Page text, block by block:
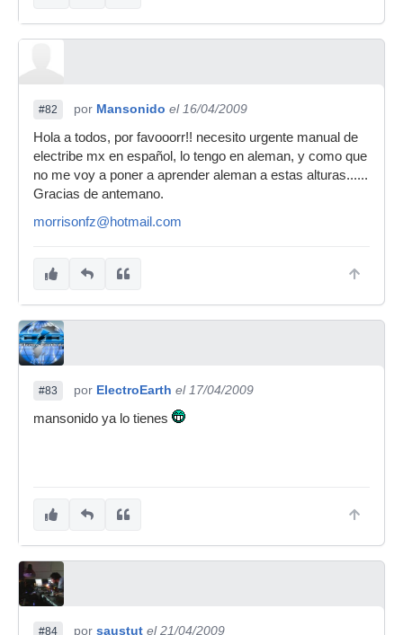
#82 por Mansonido el 16/04/2009
Hola a todos, por favooorr!! necesito urgente manual de
electribe mx en español, lo tengo en aleman, y como que
no me voy a poner a aprender aleman a estas alturas......
Gracias de antemano.
morrisonfz@hotmail.com
#83 por ElectroEarth el 17/04/2009
mansonido ya lo tienes
#84 por saustut el 21/04/2009